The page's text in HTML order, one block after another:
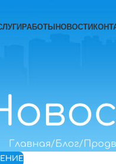
РАБОТЫНОВОСТИ
Главная Блог